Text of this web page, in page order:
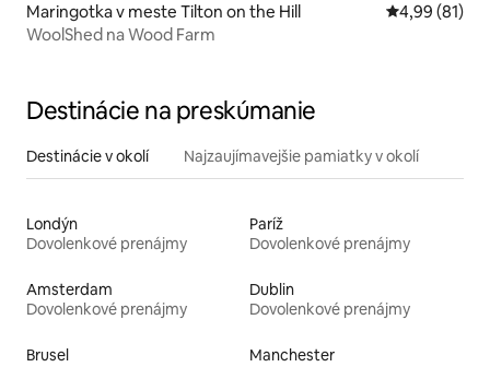
Maringotka v meste Tilton on the Hill Priemerné
4,99 (81)
WoolShed na Wood Farm
Destinácie na preskúmanie
Destinácie v okolí Najzaujímavejšie pamiatky v okolí
Londýn
Dovolenkové prenájmy
Paríž
Dovolenkové prenájmy
Amsterdam
Dovolenkové prenájmy
Dublin
Dovolenkové prenájmy
Brusel
Manchester